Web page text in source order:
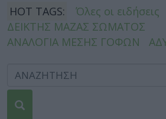
HOT TAGS:
Όλες οι ειδήσεις
ΔΕΙΚΤΗΣ ΜΑΖΑΣ ΣΩΜΑΤΟΣ
ΑΝΑΛΟΓΙΑ ΜΕΣΗΣ ΓΟΦΩΝ